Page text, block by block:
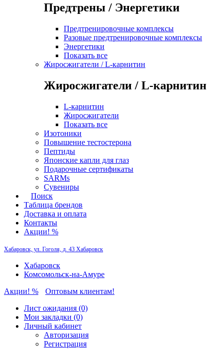
Предтрены / Энергетики
Предтренировочные комплексы
Разовые предтренировочные комплексы
Энергетики
Показать все
Жиросжигатели / L-карнитин
Жиросжигатели / L-карнитин
L-карнитин
Жиросжигатели
Показать все
Изотоники
Повышение тестостерона
Пептиды
Японские капли для глаз
Подарочные сертификаты
SARMs
Сувениры
Поиск
Таблица брендов
Доставка и оплата
Контакты
Акции! %
Хабаровск, ул. Гоголя, д. 43 Хабаровск
Хабаровск
Комсомольск-на-Амуре
Акции! %
Оптовым клиентам!
Лист ожидания (0)
Мои закладки (0)
Личный кабинет
Авторизация
Регистрация